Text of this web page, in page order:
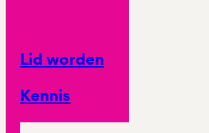
Lid worden
Kennis